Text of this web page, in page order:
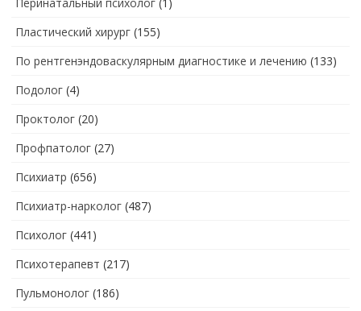
Пластический хирург (155)
По рентгенэндоваскулярным диагностике и лечению (133)
Подолог (4)
Проктолог (20)
Профпатолог (27)
Психиатр (656)
Психиатр-нарколог (487)
Психолог (441)
Психотерапевт (217)
Пульмонолог (186)